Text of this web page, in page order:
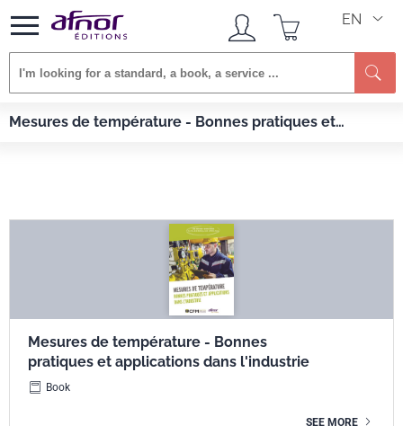
EN
Mesures de température - Bonnes pratiques et
Afnor EDITIONS
Books
Mesures de température - Bonnes pratiques et applications dans l'industrie
Mesures de température - Bonnes
pratiques et applications dans l'industrie
Book
SEE MORE